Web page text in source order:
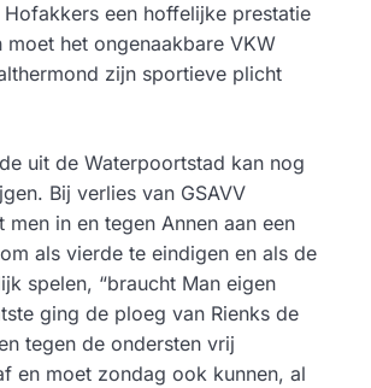
een hoffelijke prestatie
moet het ongenaakbare VKW
zijn sportieve plicht
uit de Waterpoortstad kan nog
Bij verlies van GSAVV
men in en tegen Annen aan een
als vierde te eindigen en als de
spelen, “braucht Man eigen
ging de ploeg van Rienks de
tegen de ondersten vrij
en moet zondag ook kunnen, al